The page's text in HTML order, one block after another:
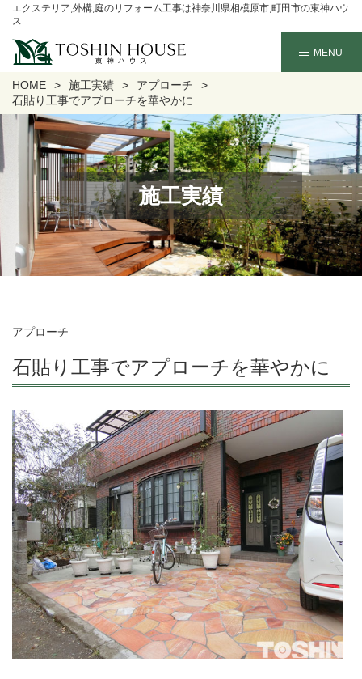
エクステリア,外構,庭のリフォーム工事は神奈川県相模原市,町田市の東神ハウ
ス
HOME 施工実績
アプローチ
石貼り工事でアプローチを華やかに
施工実績
アプローチ
石貼り工事でアプローチを華やかに